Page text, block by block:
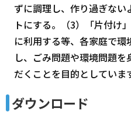
ずに調理し、作り過ぎな
トにする。（3）「片付け
に利用する等、各家庭で
し、ごみ問題や環境問題
だくことを目的としていま
ダウンロード